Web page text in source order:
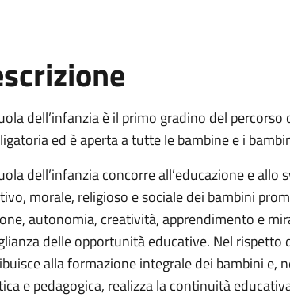
dell’infanzia è il primo gradino del
ed è aperta a tutte le bambine e i
dell’infanzia concorre all’educazione e
morale, religioso e sociale dei bambini
autonomia, creatività, apprendimento e
delle opportunità educative. Nel
alla formazione integrale dei bambini e,
e pedagogica, realizza la continuità